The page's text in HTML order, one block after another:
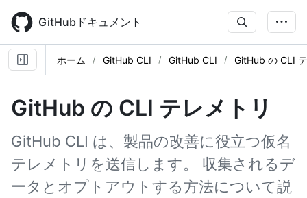
main
content
GitHubドキュメント
ホーム GitHub CLI GitHub CLI GitHub の CLI
GitHub の CLI テレメトリ
GitHub CLI は、製品の改善に役立つ仮名
テレメトリを送信します。 収集されるデ
ータとオプトアウトする方法について説